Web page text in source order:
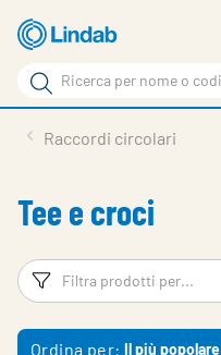
Vai
contenuto
principale
Cerca
Cerca
Soluzioni
Downloads
Strumenti
Raccordi circolari
Tee e croci
Filtri
Ordina per: Il più popolare